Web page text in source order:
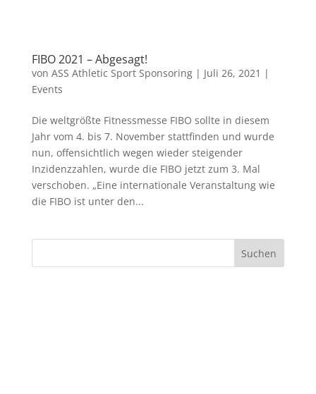
FIBO 2021 – Abgesagt!
von ASS Athletic Sport Sponsoring| Juli 26, 2021 |
Events
Die weltgrößte Fitnessmesse FIBO sollte in diesem
Jahr vom 4. bis 7. November stattfinden und wurde
nun, offensichtlich wegen wieder steigender
Inzidenzzahlen, wurde die FIBO jetzt zum 3. Mal
verschoben. „Eine internationale Veranstaltung wie
die FIBO ist unter den...
Suchen